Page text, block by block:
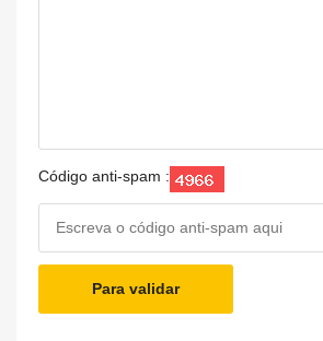
Código anti-spam :
Para validar